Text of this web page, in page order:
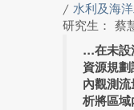
/ 水利及海
研究生： 蔡
在未設
資源規
內觀測
析將區域